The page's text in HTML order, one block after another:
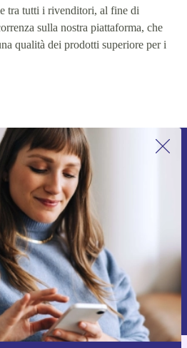
tra tutti i rivenditori, al fine di
sulla nostra piattaforma, che
qualità dei prodotti superiore per i
la prima volta alla nostra
e ottieni 15€ di sconto!
scappare le migliori offerte.
codice sconto
dei dati personali, visita la nostra